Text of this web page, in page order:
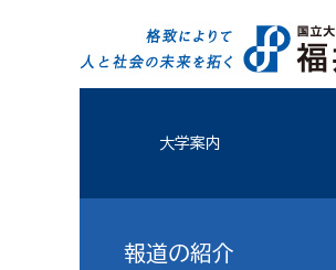
大学案内
報道の紹介